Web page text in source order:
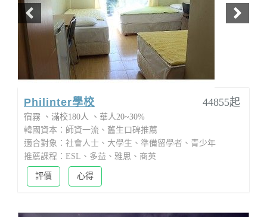
Philinter學校 44855起
宿霧 滿校180人
華人20~30%
韓國資本：師資一流、舊生口碑推薦
適合對象：社會人士、大學生、準備留學者、青少年
推薦課程：ESL、多益、雅思、商英
評價 心得